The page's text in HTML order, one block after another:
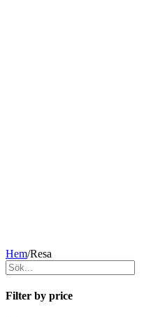
Hem/Resa
Filter by price